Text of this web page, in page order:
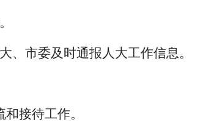
、市委及时通报人大工作信息。
接待工作。